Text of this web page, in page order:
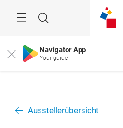
Suche
Close Navigator App
Your guide
Ausstellerübersicht